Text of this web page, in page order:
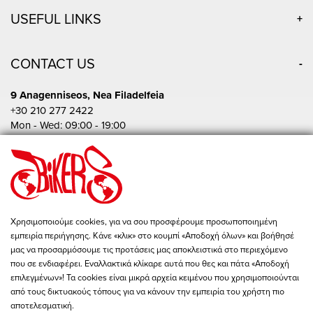
USEFUL LINKS
CONTACT US
9 Anagenniseos, Nea Filadelfeia
+30 210 277 2422
Mon - Wed: 09:00 - 19:00
Tue - Thu - Fri: 09:00 - 20:00
Sat: 10:00 - 15:00
Pireos 86, Athina
+30 210 342 4454
Mon - Fri: 09:00 - 19:00
Sat: 10:00 - 15:00
store@bikers-world.gr
ΑΦΜ: 802835511
Αριθμός Γ.Ε.ΜΗ. 183646801000
Χρησιμοποιούμε cookies, για να σου προσφέρουμε προσωποποιημένη
εμπειρία περιήγησης. Κάνε «κλικ» στο κουμπί «Αποδοχή όλων» και βοήθησέ
μας να προσαρμόσουμε τις προτάσεις μας αποκλειστικά στο περιεχόμενο
που σε ενδιαφέρει. Εναλλακτικά κλίκαρε αυτά που θες και πάτα «Αποδοχή
επιλεγμένων»! Τα cookies είναι μικρά αρχεία κειμένου που χρησιμοποιούνται
από τους δικτυακούς τόπους για να κάνουν την εμπειρία του χρήστη πιο
αποτελεσματική.